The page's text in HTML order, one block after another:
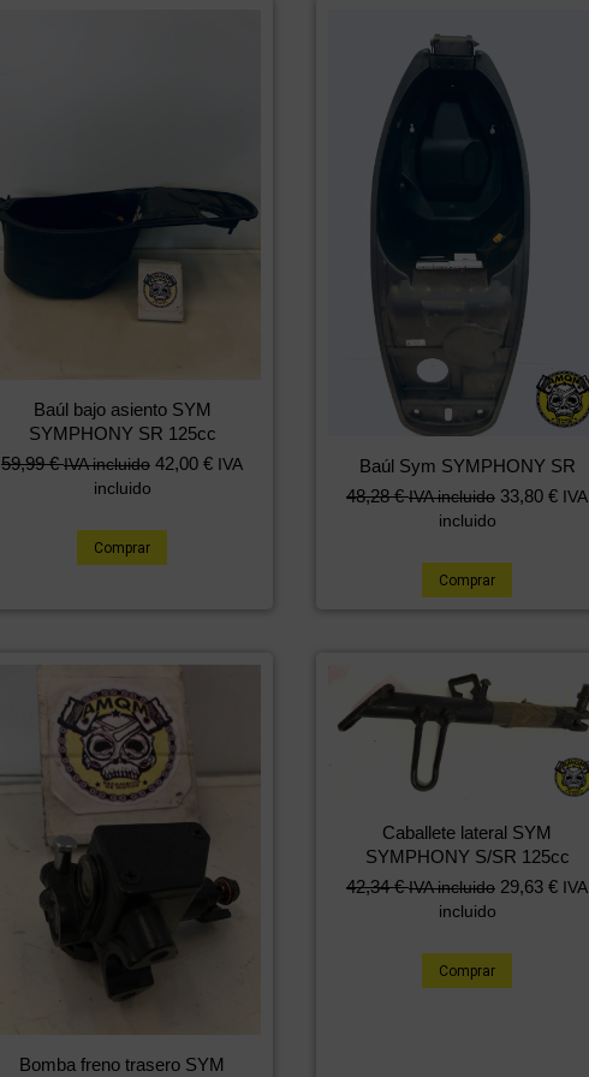
Baúl bajo asiento SYM
SYMPHONY SR 125cc
59,99€ IVA incluido 42,00 € IVA
incluido
Comprar
Baúl Sym SYMPHONY SR
48,28€ IVA incluido 33,80 € IVA
incluido
Comprar
Bomba freno trasero SYM
Caballete lateral SYM
SYMPHONY S/SR 125cc
42,34€ IVA incluido 29,63 € IVA
incluido
Comprar